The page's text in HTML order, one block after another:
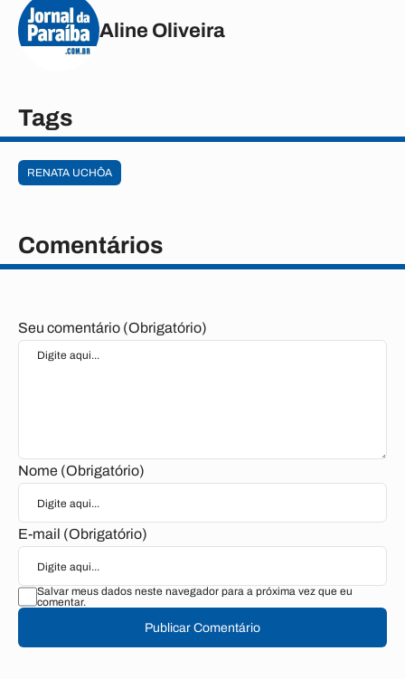
Aline Oliveira
Tags
RENATA UCHÔA
Comentários
Seu comentário (Obrigatório)
Nome (Obrigatório)
E-mail (Obrigatório)
Salvar meus dados neste navegador para a próxima vez que eu
comentar.
Publicar Comentário